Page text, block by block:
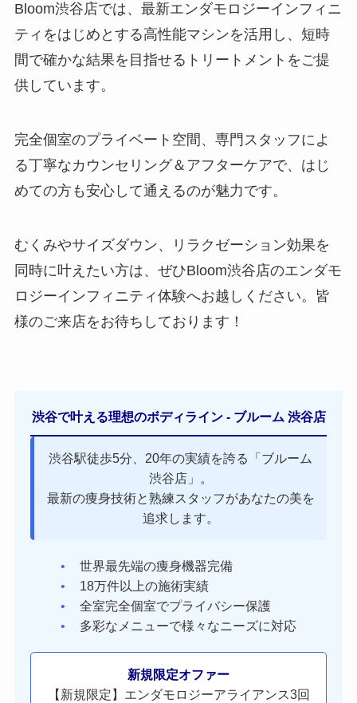
Bloom渋谷店では、最新エンダモロジーインフィニ
ティをはじめとする高性能マシンを活用し、短時
間で確かな結果を目指せるトリートメントをご提
供しています。
完全個室のプライベート空間、専門スタッフによ
る丁寧なカウンセリング＆アフターケアで、はじ
めての方も安心して通えるのが魅力です。
むくみやサイズダウン、リラクゼーション効果を
同時に叶えたい方は、ぜひBloom渋谷店のエンダモ
ロジーインフィニティ体験へお越しください。皆
様のご来店をお待ちしております！
渋谷で叶える理想のボディライン - ブルーム 渋谷店
渋谷駅徒歩5分、20年の実績を誇る「ブルーム
渋谷店」。
最新の痩身技術と熟練スタッフがあなたの美を
追求します。
世界最先端の痩身機器完備
18万件以上の施術実績
全室完全個室でプライバシー保護
多彩なメニューで様々なニーズに対応
新規限定オファー
【新規限定】エンダモロジーアライアンス3回